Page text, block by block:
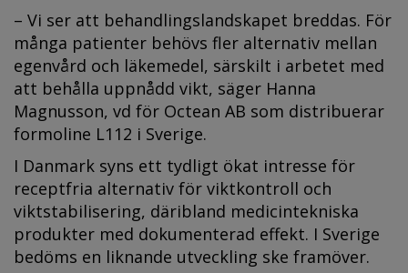
– Vi ser att behandlingslandskapet breddas. För
många patienter behövs fler alternativ mellan
egenvård och läkemedel, särskilt i arbetet med
att behålla uppnådd vikt, säger Hanna
Magnusson, vd för Octean AB som distribuerar
formoline L112 i Sverige.
I Danmark syns ett tydligt ökat intresse för
receptfria alternativ för viktkontroll och
viktstabilisering, däribland medicintekniska
produkter med dokumenterad effekt. I Sverige
bedöms en liknande utveckling ske framöver.